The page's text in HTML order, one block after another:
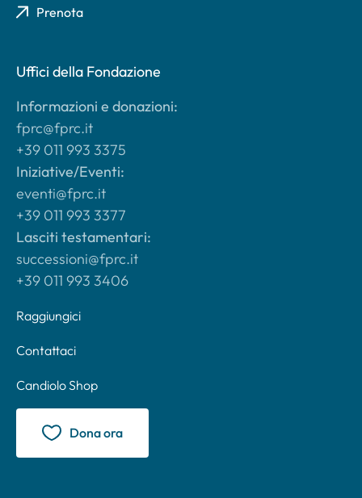
Prenota
Uffici della Fondazione
Informazioni e donazioni:
fprc@fprc.it
+39 011 993 3375
Iniziative/Eventi:
eventi@fprc.it
+39 011 993 3377
Lasciti testamentari:
successioni@fprc.it
+39 011 993 3406
Raggiungici
Contattaci
Candiolo Shop
Dona ora